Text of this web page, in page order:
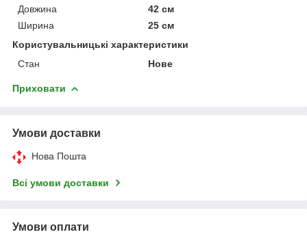
Довжина
42 см
Ширина
25 см
Користувальницькі характеристики
Стан
Нове
Приховати
Умови доставки
Нова Пошта
Всі умови доставки
Умови оплати